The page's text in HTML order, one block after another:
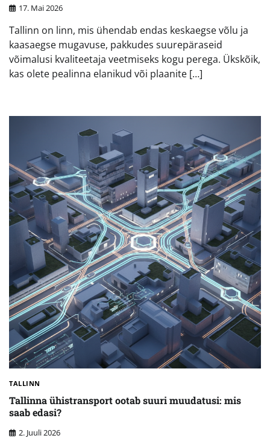
17. Mai 2026
Tallinn on linn, mis ühendab endas keskaegse võlu ja
kaasaegse mugavuse, pakkudes suurepäraseid
võimalusi kvaliteetaja veetmiseks kogu perega. Ükskõik,
kas olete pealinna elanikud või plaanite […]
TALLINN
Tallinna ühistransport ootab suuri muudatusi: mis
saab edasi?
2. Juuli 2026